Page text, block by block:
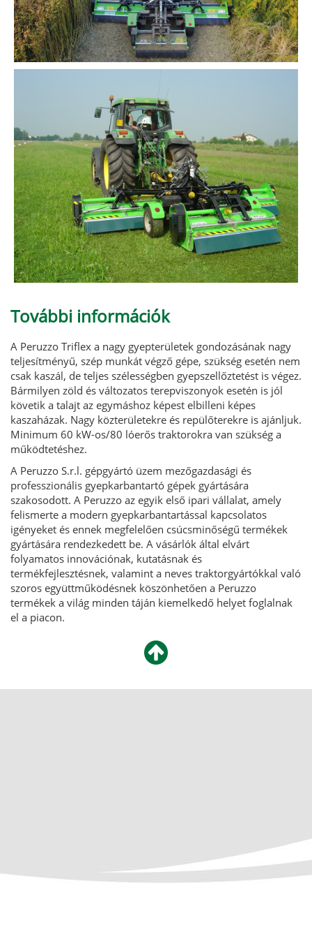
További információk
A Peruzzo Triflex a nagy gyepterületek gondozásának nagy
teljesítményű, szép munkát végző gépe, szükség esetén nem
csak kaszál, de teljes szélességben gyepszellőztetést is végez.
Bármilyen zöld és változatos terepviszonyok esetén is jól
követik a talajt az egymáshoz képest elbilleni képes
kaszaházak. Nagy közterületekre és repülőterekre is ajánljuk.
Minimum 60 kW-os/80 lóerős traktorokra van szükség a
működtetéshez.
A Peruzzo S.r.l. gépgyártó üzem mezőgazdasági és
professzionális gyepkarbantartó gépek gyártására
szakosodott. A Peruzzo az egyik első ipari vállalat, amely
felismerte a modern gyepkarbantartással kapcsolatos
igényeket és ennek megfelelően csúcsminőségű termékek
gyártására rendezkedett be. A vásárlók által elvárt
folyamatos innovációnak, kutatásnak és
termékfejlesztésnek, valamint a neves traktorgyártókkal való
szoros együttműködésnek köszönhetően a Peruzzo
termékek a világ minden táján kiemelkedő helyet foglalnak
el a piacon.